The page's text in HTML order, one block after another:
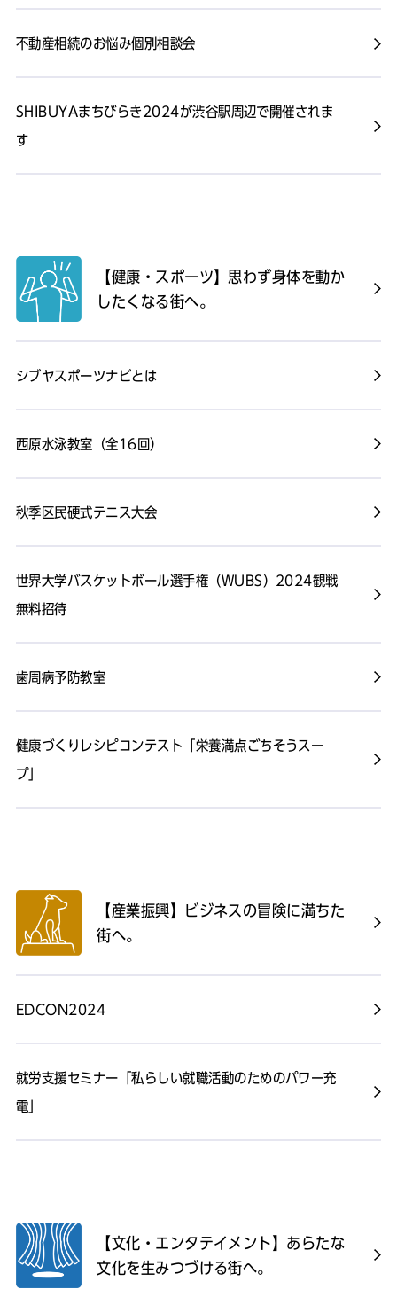
不動産相続のお悩み個別相談会
SHIBUYAまちびらき2024が渋谷駅周辺で開催されま
す
【健康・スポーツ】思わず身体を動か
したくなる街へ。
シブヤスポーツナビとは
西原水泳教室（全16回）
秋季区民硬式テニス大会
世界大学バスケットボール選手権（WUBS）2024観戦
無料招待
歯周病予防教室
健康づくりレシピコンテスト「栄養満点ごちそうスー
プ」
【産業振興】ビジネスの冒険に満ちた
街へ。
EDCON2024
就労支援セミナー「私らしい就職活動のためのパワー充
電」
【文化・エンタテイメント】あらたな
文化を生みつづける街へ。